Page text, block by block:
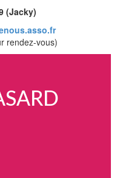
(Jacky)
rendez-vous)